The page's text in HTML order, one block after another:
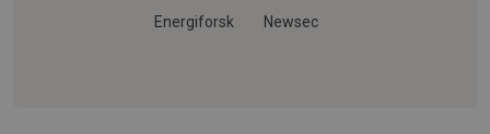
Energiforsk
Newsec